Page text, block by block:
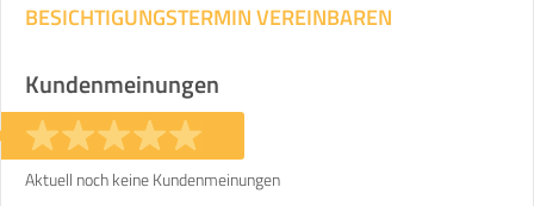
BESICHTIGUNGSTERMIN VEREINBAREN
Kundenmeinungen
Aktuell noch keine Kundenmeinungen